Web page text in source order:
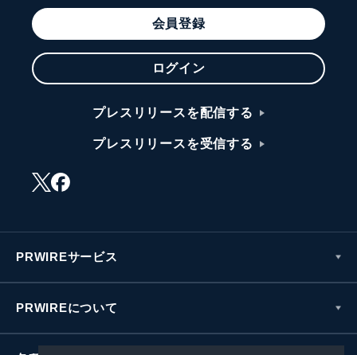
会員登録
ログイン
プレスリリースを配信する
プレスリリースを受信する
PRWIREサービス
PRWIREについて